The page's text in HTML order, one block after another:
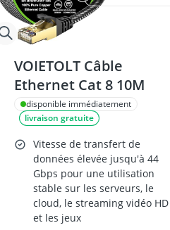
VOIETOLT Câble
Ethernet Cat 8 10M
disponible immédiatement
livraison gratuite
Vitesse de transfert de
données élevée jusqu'à 44
Gbps pour une utilisation
stable sur les serveurs, le
cloud, le streaming vidéo HD
et les jeux